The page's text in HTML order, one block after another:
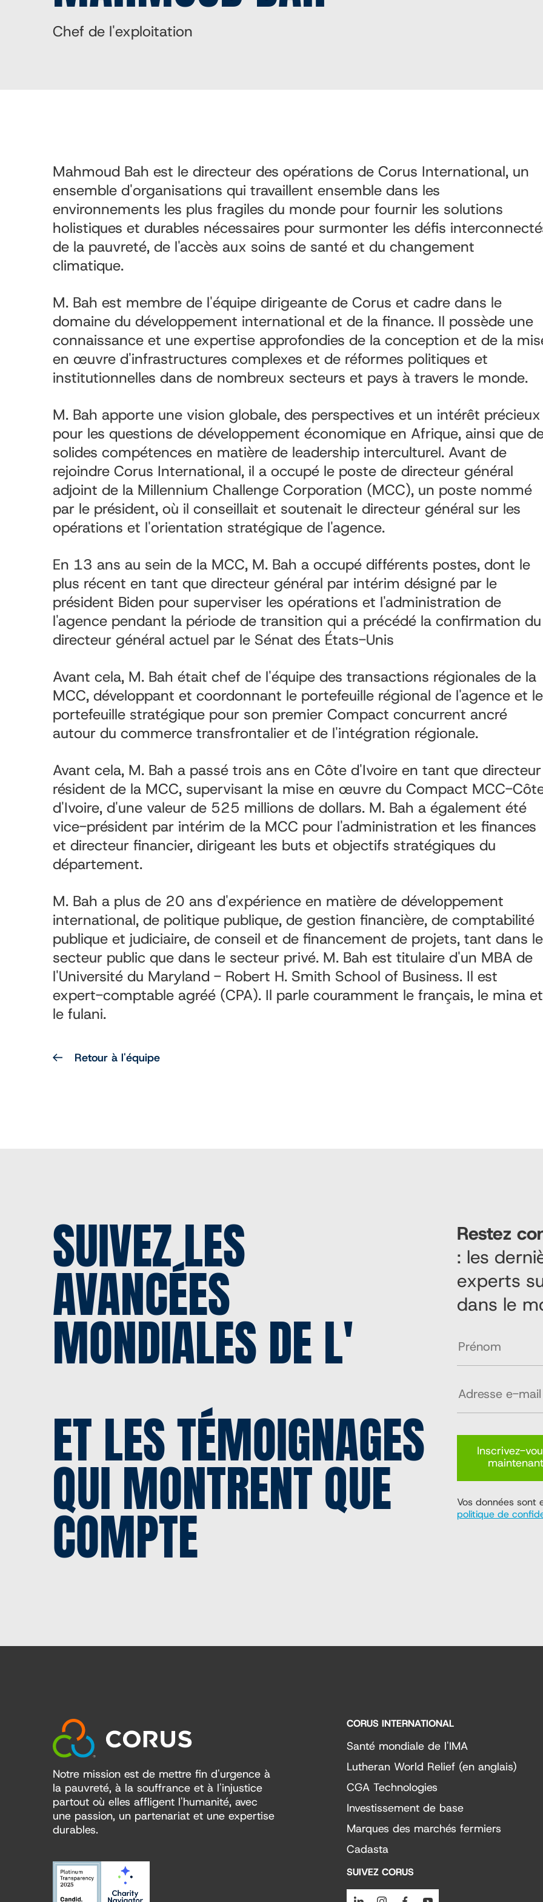
Chef de l'exploitation
Mahmoud Bah est le directeur des opérations de Corus International, un
ensemble d'organisations qui travaillent ensemble dans les
environnements les plus fragiles du monde pour fournir les solutions
holistiques et durables nécessaires pour surmonter les défis
de la pauvreté, de l'accès aux soins de santé et du changement
climatique.
M. Bah est membre de l'équipe dirigeante de Corus et cadre dans le
domaine du développement international et de la finance. Il possède une
connaissance et une expertise approfondies de la conception et de la
en œuvre d'infrastructures complexes et de réformes politiques et
institutionnelles dans de nombreux secteurs et pays à travers le monde.
M. Bah apporte une vision globale, des perspectives et un intérêt précieux
pour les questions de développement économique en Afrique, ainsi que
solides compétences en matière de leadership interculturel. Avant de
rejoindre Corus International, il a occupé le poste de directeur général
adjoint de la Millennium Challenge Corporation (MCC), un poste nommé
par le président, où il conseillait et soutenait le directeur général sur les
opérations et l'orientation stratégique de l'agence.
En 13 ans au sein de la MCC, M. Bah a occupé différents postes, dont le
plus récent en tant que directeur général par intérim désigné par le
président Biden pour superviser les opérations et l'administration de
l'agence pendant la période de transition qui a précédé la confirmation du
directeur général actuel par le Sénat des États-Unis
Avant cela, M. Bah était chef de l'équipe des transactions régionales de la
MCC, développant et coordonnant le portefeuille régional de l'agence et le
portefeuille stratégique pour son premier Compact concurrent ancré
autour du commerce transfrontalier et de l'intégration régionale.
Avant cela, M. Bah a passé trois ans en Côte d'Ivoire en tant que directeur
résident de la MCC, supervisant la mise en œuvre du Compact MCC-
d'Ivoire, d'une valeur de 525 millions de dollars. M. Bah a également été
vice-président par intérim de la MCC pour l'administration et les finances
et directeur financier, dirigeant les buts et objectifs stratégiques du
département.
M. Bah a plus de 20 ans d'expérience en matière de développement
international, de politique publique, de gestion financière, de comptabilité
publique et judiciaire, de conseil et de financement de projets, tant dans le
secteur public que dans le secteur privé. M. Bah est titulaire d'un MBA de
l'Université du Maryland - Robert H. Smith School of Business. Il est
expert-comptable agréé (CPA). Il parle couramment le français, le mina et
le fulani.
Retour à l'équipe
SUIVEZ LES
AVANCÉES
MONDIALES DE L'
ET LES TÉMOIGNAGES
QUI MONTRENT QUE
COMPTE
Restez
: les
experts
dans le
Inscrivez-
maintenant
Vos données sont
politique de
Notre mission est de mettre fin d'urgence à
la pauvreté, à la souffrance et à l'injustice
partout où elles affligent l'humanité, avec
une passion, un partenariat et une expertise
durables.
CORUS INTERNATIONAL
Santé mondiale de l'IMA
Lutheran World Relief (en anglais)
CGA Technologies
Investissement de base
Marques des marchés fermiers
Cadasta
SUIVEZ CORUS